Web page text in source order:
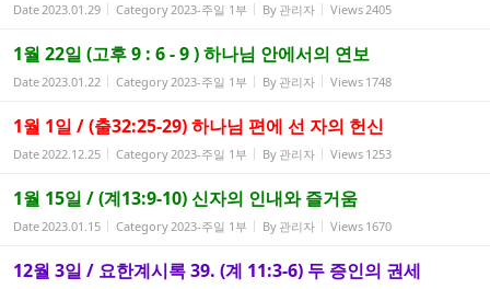
Date2023.01.29 Category2023-주일 1부 By 관리자 Views2405
1월 22일 (고후 9 : 6 - 9 ) 하나님 안에서의 연보
Date2023.01.22 Category2023-주일 1부 By 관리자 Views 1748
1월 1일 / (출32:25-29) 하나님 편에 선 자의 헌신
Date2022.12.25 Category2023-주일 1부 By 관리자 Views 1253
1월 15일 / (계13:9-10) 신자의 인내와 즐거움
Date2023.01.15 Category2023-주일 1부 By 관리자 Views 1670
12월 3일 / 요한계시록 39. (계 11:3-6) 두 증인의 권세